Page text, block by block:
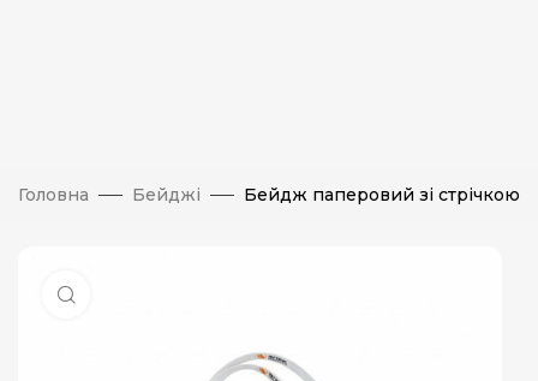
Головна Бейджі Бейдж паперовий зі стрічкою